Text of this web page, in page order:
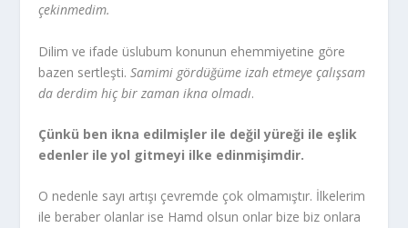
çekinmedim.
Dilim ve ifade üslubum konunun ehemmiyetine göre
bazen sertleşti.Samimi gördüğüme izah etmeye çalışsam
da derdim hiç bir zaman ikna olmadı.
Çünkü ben ikna edilmişler ile değil yüreği ile eşlik
edenler ile yol gitmeyi ilke edinmişimdir.
O nedenle sayı artışı çevremde çok olmamıştır. İlkelerim
ile beraber olanlar ise Hamd olsun onlar bize biz onlara